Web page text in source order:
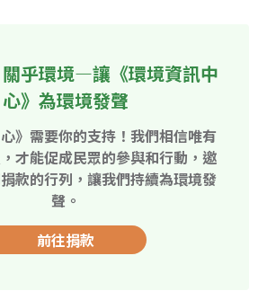
乎環境—讓《環境資訊中
心》為環境發聲
心》需要你的支持！我們相信唯有
才能促成民眾的參與和行動，邀
款的行列，讓我們持續為環境發
聲。
前往捐款